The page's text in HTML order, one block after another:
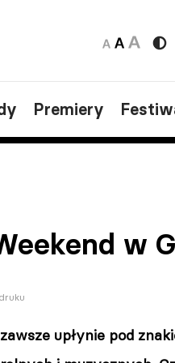
Premiery
w
upłynie pod